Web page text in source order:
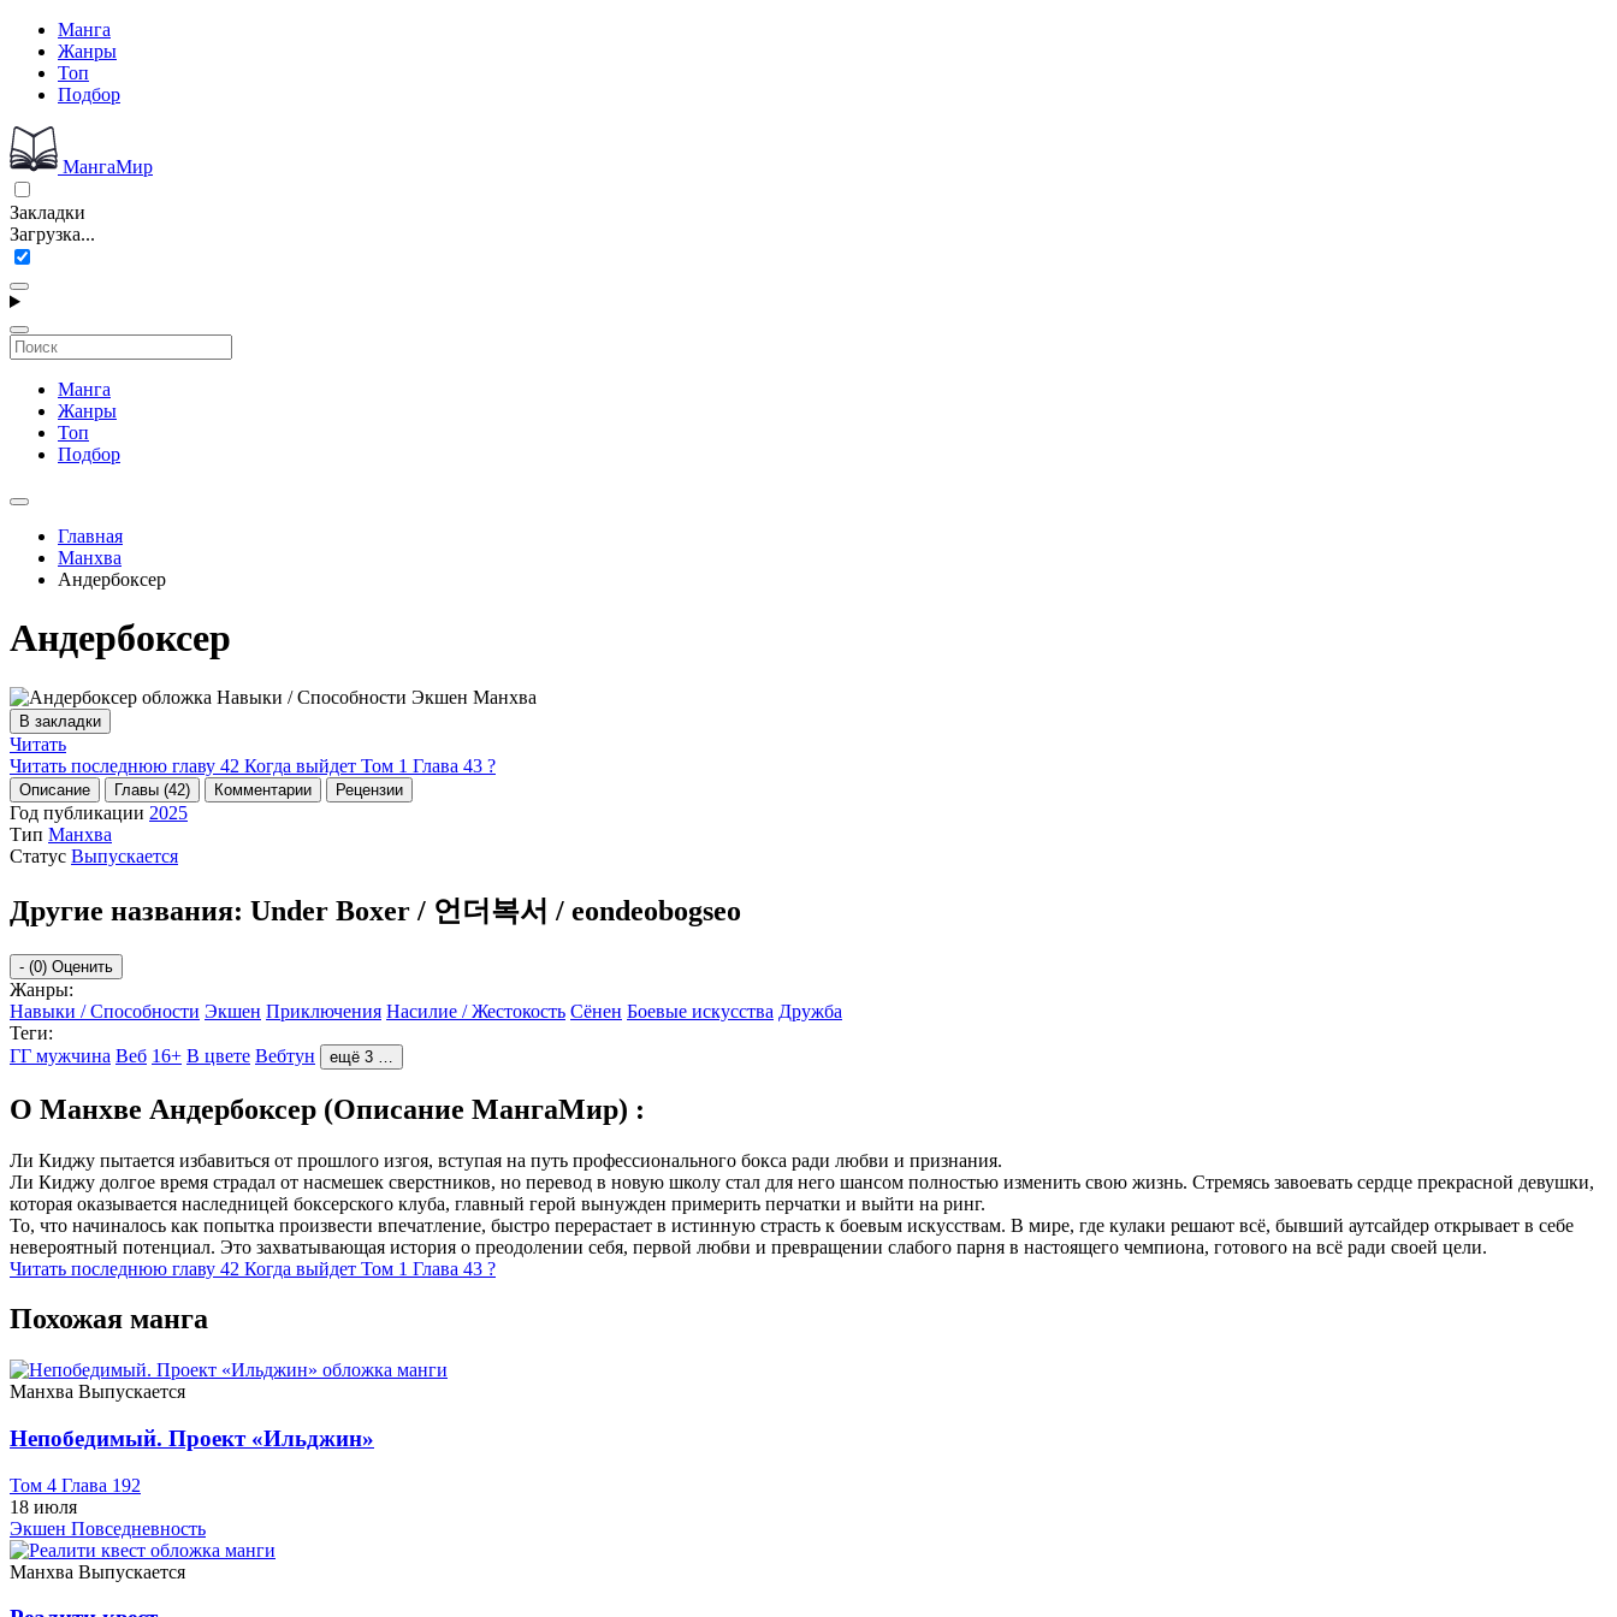
Манга
Жанры
Топ
Подбор
МангаМир
Закладки
Загрузка...
Манга
Жанры
Топ
Подбор
Главная
Манхва
Андербоксер
Андербоксер
В закладки
Читать
Читать последнюю главу 42 Когда выйдет Том 1 Глава 43 ?
Описание Главы (42) Комментарии Рецензии
Год публикации 2025
Тип Манхва
Статус Выпускается
Другие названия: Under Boxer / 언더복서 / eondeobogseo
- (0) Оценить
Жанры:
Навыки / Способности Экшен Приключения Насилие / Жестокость Сёнен Боевые искусства Дружба
Теги:
ГГ мужчина Веб 16+ В цвете Вебтун ещё 3 …
О Манхве Андербоксер (Описание МангаМир) :
Ли Киджу пытается избавиться от прошлого изгоя, вступая на путь профессионального бокса ради любви и признания.
Ли Киджу долгое время страдал от насмешек сверстников, но перевод в новую школу стал для него шансом полностью изменить свою жизнь. Стремясь завоевать сердце прекрасной девушки,
которая оказывается наследницей боксерского клуба, главный герой вынужден примерить перчатки и выйти на ринг.
То, что начиналось как попытка произвести впечатление, быстро перерастает в истинную страсть к боевым искусствам. В мире, где кулаки решают всё, бывший аутсайдер открывает в себе
невероятный потенциал. Это захватывающая история о преодолении себя, первой любви и превращении слабого парня в настоящего чемпиона, готового на всё ради своей цели.
Читать последнюю главу 42 Когда выйдет Том 1 Глава 43 ?
Похожая манга
Манхва Выпускается
Непобедимый. Проект «‎Ильджин»
Том 4 Глава 192
18 июля
Экшен Повседневность
Манхва Выпускается